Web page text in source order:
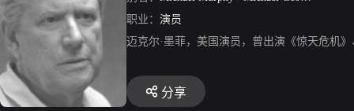
职业： 演员
迈克尔·墨菲，美国演员，曾出演《惊天危机
分享